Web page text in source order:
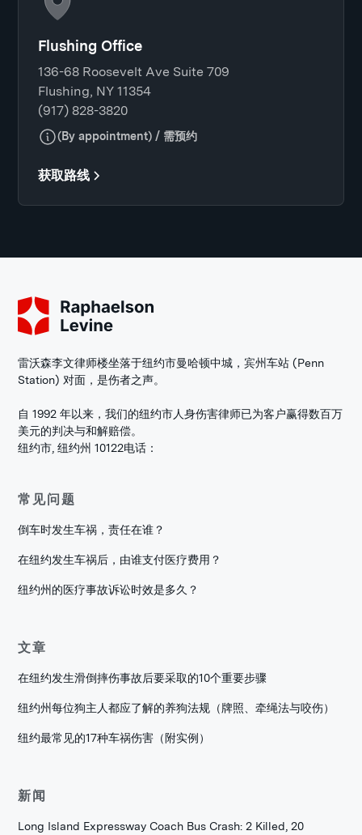
Flushing Office
136-68 Roosevelt Ave Suite 709
Flushing, NY 11354
(917) 828-3820
(By appointment) / 需预约
获取路线
雷沃森李文律师楼坐落于纽约市曼哈顿中城，宾州车站 (Penn
Station) 对面，是伤者之声。
自 1992 年以来，我们的纽约市人身伤害律师已为客户赢得数百万
美元的判决与和解赔偿。
纽约市, 纽约州 10122电话：
常见问题
倒车时发生车祸，责任在谁？
在纽约发生车祸后，由谁支付医疗费用？
纽约州的医疗事故诉讼时效是多久？
文章
在纽约发生滑倒摔伤事故后要采取的10个重要步骤
纽约州每位狗主人都应了解的养狗法规（牌照、牵绳法与咬伤）
纽约最常见的17种车祸伤害（附实例）
新闻
Long Island Expressway Coach Bus Crash: 2 Killed, 20